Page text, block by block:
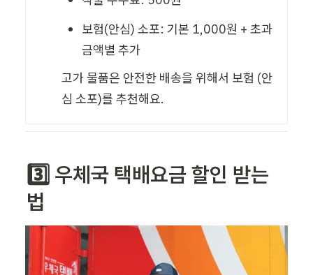
보험(안심) 소포: 기본 1,000원 + 초과
금액별 추가
고가 물품은 안전한 배송을 위해서 보험 (안
심 소포)를 추천해요.
3️⃣ 우체국 택배요금 할인 받는
법